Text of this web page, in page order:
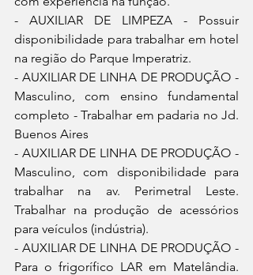
- AUXILIAR DE LIMPEZA - Possuir
disponibilidade para trabalhar em hotel
na região do Parque Imperatriz.
- AUXILIAR DE LINHA DE PRODUÇÃO -
Masculino, com ensino fundamental
completo - Trabalhar em padaria no Jd.
Buenos Aires
- AUXILIAR DE LINHA DE PRODUÇÃO -
Masculino, com disponibilidade para
trabalhar na av. Perimetral Leste.
Trabalhar na produção de acessórios
para veículos (indústria).
- AUXILIAR DE LINHA DE PRODUÇÃO -
Para o frigorífico LAR em Matelândia.